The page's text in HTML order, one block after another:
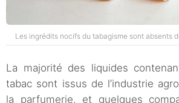
Les ingrédits nocifs du tabagisme sont absents
La majorité des liquides
tabac sont issus de l’industrie
la parfumerie, et quelques